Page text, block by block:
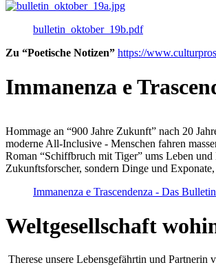
bulletin_oktober_19b.pdf
Zu “Poetische Notizen” https://
Immanenza e
Hommage an “900 Jahre Zukunft” nach 20
moderne All-Inclusive - Menschen fahren
Roman “Schiffbruch mit Tiger” ums Leben
Zukunftsforscher, sondern Dinge und
Immanenza e Trascendenza - Das
Weltgesellschaft
Therese unsere Lebensgefährtin und